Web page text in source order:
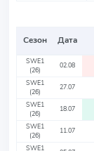
Сезон Дата
SWE1
(26)
02.08
SWE1
(26)
27.07
SWE1
(26)
18.07
SWE1
(26)
11.07
SWE1